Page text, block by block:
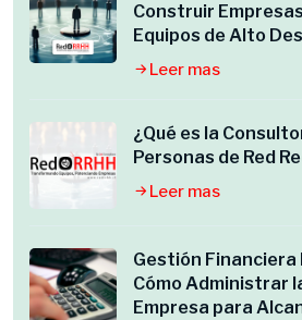
Construir
Equipos de Alto
Leer mas
¿Qué es la
Personas de Red
Leer mas
Gestión Financiera
Cómo Administrar
Empresa para